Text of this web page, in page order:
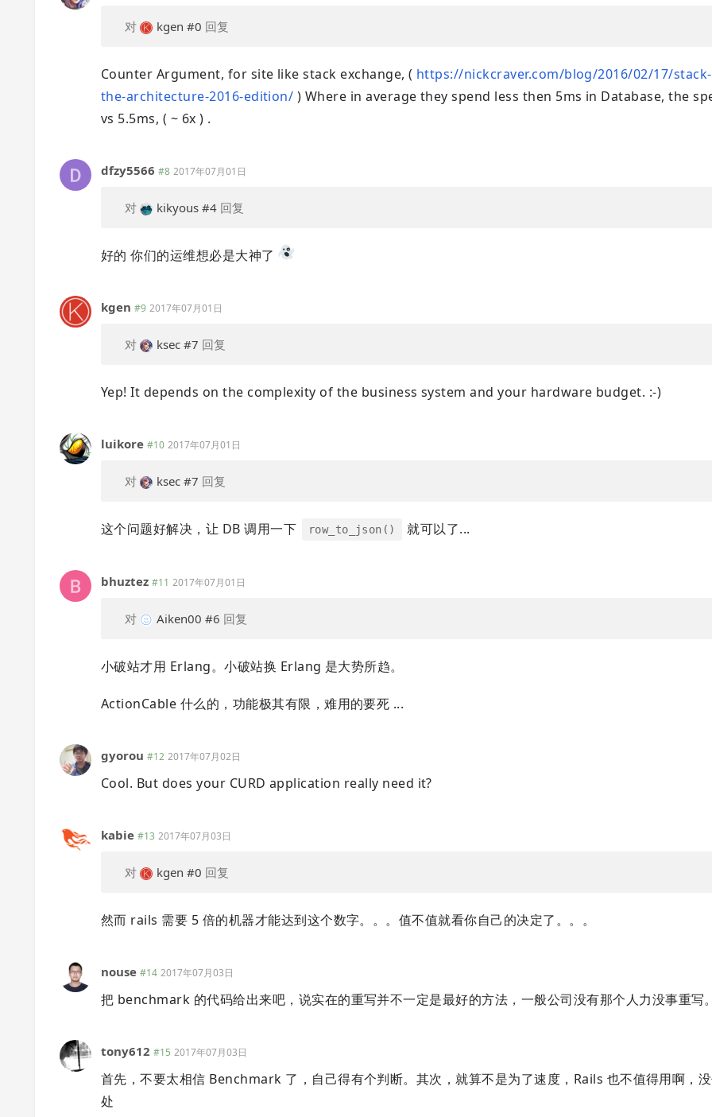
对 kgen #0 回复
Counter Argument, for site like stack exchange, ( https://nickcraver.com/blog/2016/02/17/
the-architecture-2016-edition/ ) Where in average they spend less then 5ms in Database, the
vs 5.5ms, ( ~ 6x ) .
dfzy5566 #8 2017年07月01日
对 kikyous #4 回复
好的 你们的运维想必是大神了
kgen #9 2017年07月01日
对 ksec #7 回复
Yep! It depends on the complexity of the business system and your hardware budget. :-)
luikore #10 2017年07月01日
对 ksec #7 回复
这个问题好解决，让 DB 调用一下 row_to_json() 就可以了...
bhuztez #11 2017年07月01日
对 Aiken00 #6 回复
小破站才用 Erlang。小破站换 Erlang 是大势所趋。
ActionCable 什么的，功能极其有限，难用的要死 ...
gyorou #12 2017年07月02日
Cool. But does your CURD application really need it?
kabie #13 2017年07月03日
对 kgen #0 回复
然而 rails 需要 5 倍的机器才能达到这个数字。。。值不值就看你自己的决定了。。。
nouse #14 2017年07月03日
把 benchmark 的代码给出来吧，说实在的重写并不一定是最好的方法，一般公司没有那个人力没事重写
tony612 #15 2017年07月03日
首先，不要太相信 Benchmark 了，自己得有个判断。其次，就算不是为了速度，Rails 也不值得用啊，
处